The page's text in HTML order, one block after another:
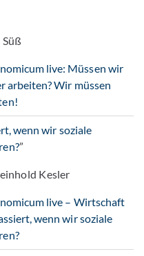
live: Müssen wir
arbeiten? Wir müssen
wenn wir soziale
”
Kesler
live – Wirtschaft
wenn wir soziale